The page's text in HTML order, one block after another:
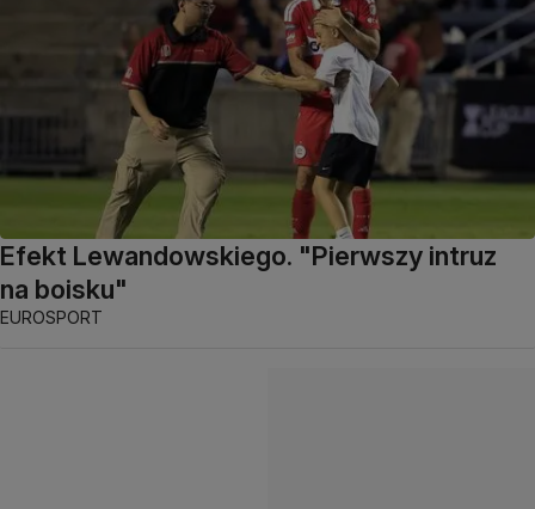
Efekt Lewandowskiego. "Pierwszy intruz
na boisku"
EUROSPORT